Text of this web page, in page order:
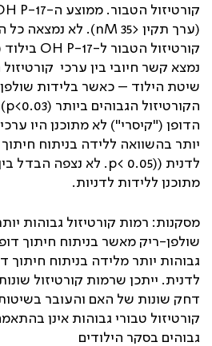
קורטיזול הטבור. ממוצע ה-17-OH P
(ערך תקין <35 nM
). לא נמצאה כל
קורטיזול הטבור ל-17-OH P בילוד
נמצא קשר חיובי בין ערכי
שיטת הילוד – כאשר בלידות
הקורטיזול הגבוהים ביותר (p<0.03
הדופן ("קיסרי") לא מתוכנן היו
יותר בהשוואה ללידה בניתוח חיתוך
לדנית ((p< 0.05
. לא נצפה הבדל
מתוכנן ללידות לדניות.
מסקנות: רמות קורטיזול גבוהות
שולפן-ריק מאשר בניתוח חיתוך
גבוהות יותר מלידה בניתוח חיתוך
לדנית. ייתכן שרמות קורטיזול
דחק שונות של האם והעובר
קורטיזול טבורי גבוהות אינן
גבוהים בסקר הילודים